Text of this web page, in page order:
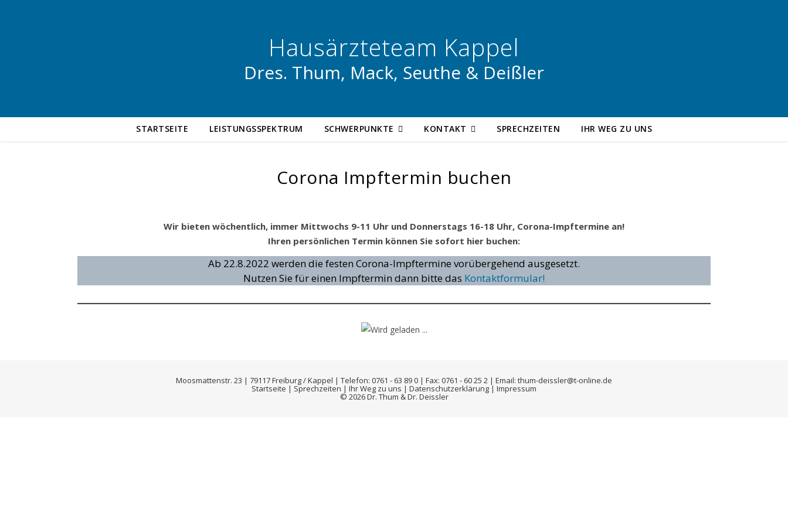
Hausärzteteam Kappel
Dres. Thum, Mack, Seuthe & Deißler
STARTSEITE LEISTUNGSSPEKTRUM SCHWERPUNKTE KONTAKT SPRECHZEITEN IHR WEG ZU UNS
Corona Impftermin buchen
Wir bieten wöchentlich, immer Mittwochs 9-11 Uhr und Donnerstags 16-18 Uhr, Corona-Impftermine an!
Ihren persönlichen Termin können Sie sofort hier buchen:
Ab 22.8.2022 werden die festen Corona-Impftermine vorübergehend ausgesetzt.
Nutzen Sie für einen Impftermin dann bitte das Kontaktformular!
Moosmattenstr. 23 | 79117 Freiburg / Kappel | Telefon: 0761 - 63 89 0 | Fax: 0761 - 60 25 2 | Email: thum-deissler@t-online.de
Startseite | Sprechzeiten | Ihr Weg zu uns | Datenschutzerklärung| Impressum
© 2026 Dr. Thum & Dr. Deissler